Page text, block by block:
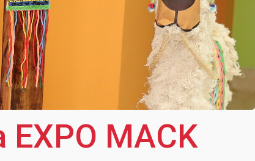
MACK